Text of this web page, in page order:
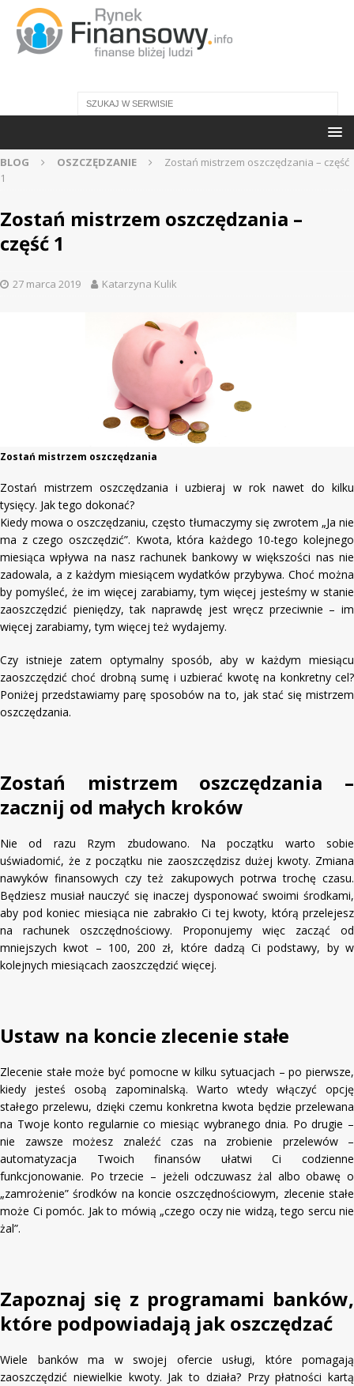
BLOG OSZCZĘDZANIE
Zostań mistrzem oszczędzania – część
1
Zostań mistrzem oszczędzania –
część 1
27 marca 2019 Katarzyna Kulik
Zostań mistrzem oszczędzania
Zostań mistrzem oszczędzania i uzbieraj w rok nawet do kilku
tysięcy. Jak tego dokonać?
Kiedy mowa o oszczędzaniu, często tłumaczymy się zwrotem „Ja nie
ma z czego oszczędzić”. Kwota, która każdego 10-tego kolejnego
miesiąca wpływa na nasz rachunek bankowy w większości nas nie
zadowala, a z każdym miesiącem wydatków przybywa. Choć można
by pomyśleć, że im więcej zarabiamy, tym więcej jesteśmy w stanie
zaoszczędzić pieniędzy, tak naprawdę jest wręcz przeciwnie – im
więcej zarabiamy, tym więcej też wydajemy.
Czy istnieje zatem optymalny sposób, aby w każdym miesiącu
zaoszczędzić choć drobną sumę i uzbierać kwotę na konkretny cel?
Poniżej przedstawiamy parę sposobów na to, jak stać się mistrzem
oszczędzania.
Zostań mistrzem oszczędzania –
zacznij od małych kroków
Nie od razu Rzym zbudowano. Na początku warto sobie
uświadomić, że z początku nie zaoszczędzisz dużej kwoty. Zmiana
nawyków finansowych czy też zakupowych potrwa trochę czasu.
Będziesz musiał nauczyć się inaczej dysponować swoimi środkami,
aby pod koniec miesiąca nie zabrakło Ci tej kwoty, którą przelejesz
na rachunek oszczędnościowy. Proponujemy więc zacząć od
mniejszych kwot – 100, 200 zł, które dadzą Ci podstawy, by w
kolejnych miesiącach zaoszczędzić więcej.
Ustaw na koncie zlecenie stałe
Zlecenie stałe może być pomocne w kilku sytuacjach – po pierwsze,
kiedy jesteś osobą zapominalską. Warto wtedy włączyć opcję
stałego przelewu, dzięki czemu konkretna kwota będzie przelewana
na Twoje konto regularnie co miesiąc wybranego dnia. Po drugie –
nie zawsze możesz znaleźć czas na zrobienie przelewów –
automatyzacja Twoich finansów ułatwi Ci codzienne
funkcjonowanie. Po trzecie – jeżeli odczuwasz żal albo obawę o
„zamrożenie” środków na koncie oszczędnościowym, zlecenie stałe
może Ci pomóc. Jak to mówią „czego oczy nie widzą, tego sercu nie
żal”.
Zapoznaj się z programami banków,
które podpowiadają jak oszczędzać
Wiele banków ma w swojej ofercie usługi, które pomagają
zaoszczędzić niewielkie kwoty. Jak to działa? Przy płatności kartą